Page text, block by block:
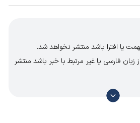
یا افترا باشد منتشر نخواهد شد.
زبان فارسی یا غیر مرتبط با خبر باشد منتشر
موافقت یا مخالفت با محتوای نظرات
که محتوای مشابه دارند، انتشار نمی‌یابند